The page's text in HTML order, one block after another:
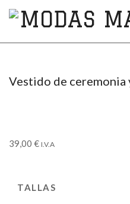
MODAS
Vestido de ceremonia
39,00 € I.V.A
TALLAS